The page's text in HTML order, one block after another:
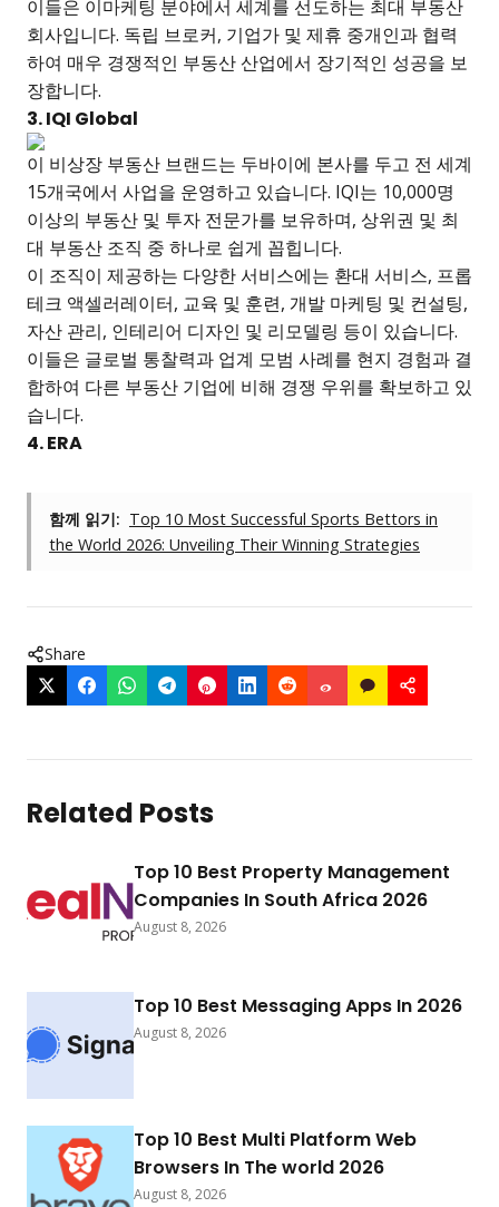
이들은 이마케팅 분야에서 세계를 선도하는 최대 부동산
회사입니다. 독립 브로커, 기업가 및 제휴 중개인과 협력
하여 매우 경쟁적인 부동산 산업에서 장기적인 성공을 보
장합니다.
3. IQI Global
이 비상장 부동산 브랜드는 두바이에 본사를 두고 전 세계
15개국에서 사업을 운영하고 있습니다. IQI는 10,000명
이상의 부동산 및 투자 전문가를 보유하며, 상위권 및 최
대 부동산 조직 중 하나로 쉽게 꼽힙니다.
이 조직이 제공하는 다양한 서비스에는 환대 서비스, 프롭
테크 액셀러레이터, 교육 및 훈련, 개발 마케팅 및 컨설팅,
자산 관리, 인테리어 디자인 및 리모델링 등이 있습니다.
이들은 글로벌 통찰력과 업계 모범 사례를 현지 경험과 결
합하여 다른 부동산 기업에 비해 경쟁 우위를 확보하고 있
습니다.
4. ERA
함께 읽기: Top 10 Most Successful Sports Bettors in
the World 2026: Unveiling Their Winning Strategies
Share
Related Posts
Top 10 Best Property Management
Companies In South Africa 2026
August 8, 2026
Top 10 Best Messaging Apps In 2026
August 8, 2026
Top 10 Best Multi Platform Web
Browsers In The world 2026
August 8, 2026